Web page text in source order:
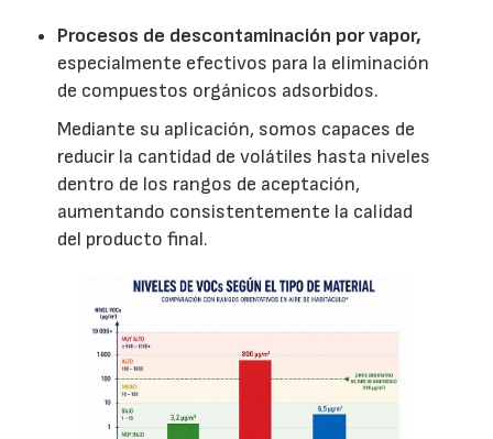
Procesos de descontaminación por vapor,
especialmente efectivos para la eliminación
de compuestos orgánicos adsorbidos.
Mediante su aplicación, somos capaces de
reducir la cantidad de volátiles hasta niveles
dentro de los rangos de aceptación,
aumentando consistentemente la calidad
del producto final.